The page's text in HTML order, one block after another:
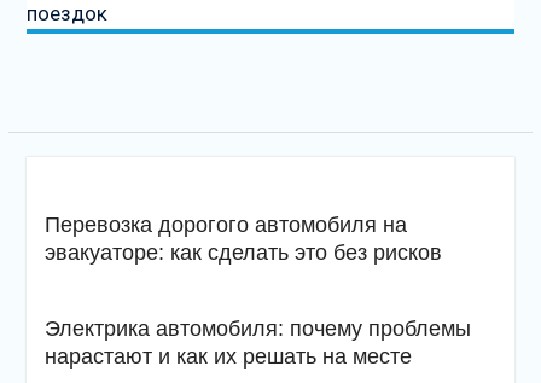
поездок
Перевозка дорогого автомобиля на
эвакуаторе: как сделать это без рисков
Электрика автомобиля: почему проблемы
нарастают и как их решать на месте